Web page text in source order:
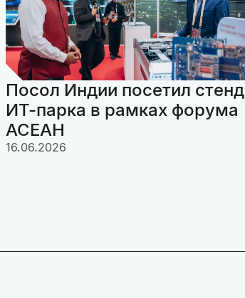
Посол Индии посетил стенд
ИТ-парка в рамках форума
АСЕАН
16.06.2026